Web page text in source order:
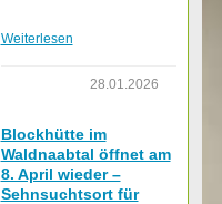
Weiterlesen
28.01.2026
Blockhütte im
Waldnaabtal öffnet am
8. April wieder –
Sehnsuchtsort für